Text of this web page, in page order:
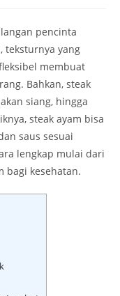
pencinta
teksturnya yang
membuat
Bahkan, steak
siang, hingga
steak ayam bisa
saus sesuai
lengkap mulai dari
bagi kesehatan.